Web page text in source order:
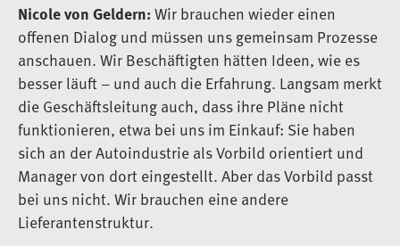
Nicole von Geldern: Wir brauchen wieder einen
offenen Dialog und müssen uns gemeinsam Prozesse
anschauen. Wir Beschäftigten hätten Ideen, wie es
besser läuft – und auch die Erfahrung. Langsam merkt
die Geschäftsleitung auch, dass ihre Pläne nicht
funktionieren, etwa bei uns im Einkauf: Sie haben
sich an der Autoindustrie als Vorbild orientiert und
Manager von dort eingestellt. Aber das Vorbild passt
bei uns nicht. Wir brauchen eine andere
Lieferantenstruktur.